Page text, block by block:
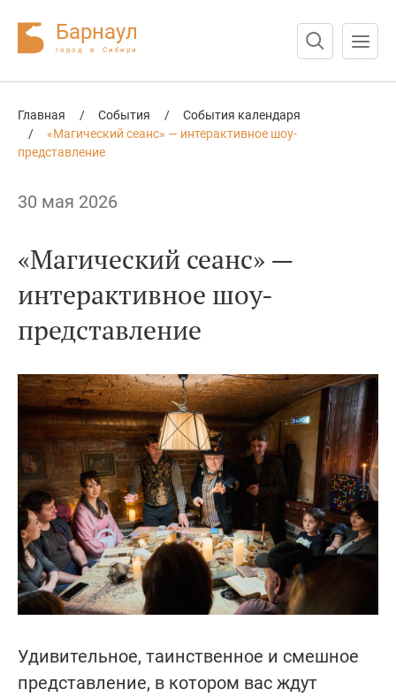
Барнаул
город в Сибири
Главная
/ События /
События календаря
/
«Магический сеанс» — интерактивное шоу-
представление
30 мая 2026
«Магический сеанс» —
интерактивное шоу-
представление
Удивительное, таинственное и смешное
представление, в котором вас ждут